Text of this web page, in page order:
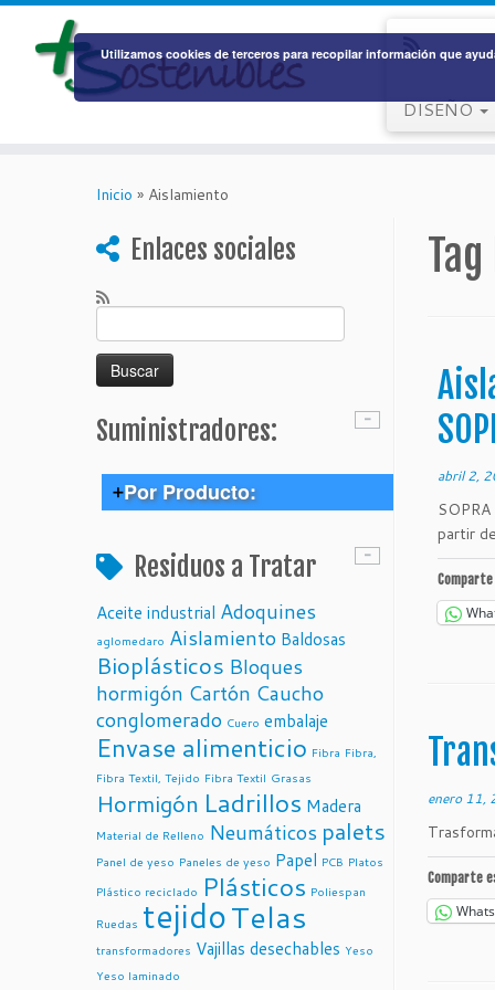
DISEÑO
Inicio » Aislamiento
Enlaces sociales
Suministradores:
Por Producto:
> Cuero
residuos de cultivos de
piña – Piñatex
Papel de residuos
agrícolas – Paperwise
Vajillas de residuos
de la caña de azucar –
Pacovis
Vajillas y Bandejas de
hojas de Palma –
Pacovis
Evoware- Envases
de uso alimenticio
fabricados con Algas
> Papel y Cartón
Papel de residuos
agrícolas – Paperwise
> Madera
Compraventa de
Palets Industriales –
Lopez Carceller
Palets y envases
reciclados – Prieco
REFIBRA tejido
sostenible de Lenzing
TENCEL la fibra
hecha de madera por
Lenzing
Fibra textil a base de
madera – Metsä Fiber
> Embalajes
Reciclaje de
Neumáticos usados-
Salmedima
Papel de residuos
agrícolas – Paperwise
Residuos a Tratar
Aceite industrial Adoquines
aglomedaro Aislamiento Baldosas
Bioplásticos Bloques
hormigón Cartón Caucho
conglomerado Cuero embalaje
Envase alimenticio Fibra Fibra,
Fibra Textil, Tejido Fibra Textil Grasas
Hormigón Ladrillos Madera
Material de Relleno Neumáticos palets
Panel de yeso Paneles de yeso Papel PCB Platos
Plástico reciclado Plásticos Poliespan
Ruedas tejidoTelas
transformadores Vajillas desechables Yeso
Yeso laminado
abril 2,
partir
enero 11,
Comparte
Utilizamos cookies de terceros para recopilar información que